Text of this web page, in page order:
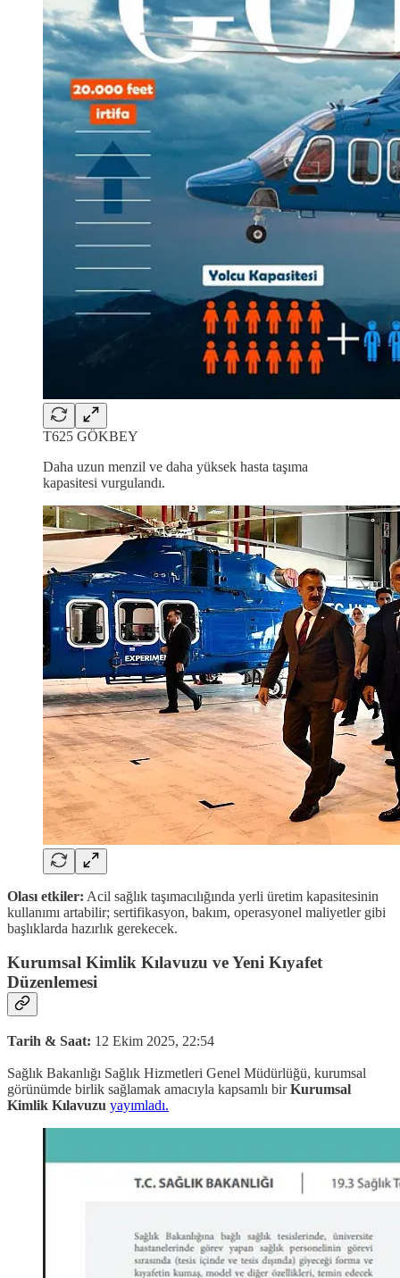
T625 GÖKBEY
Daha uzun menzil ve daha yüksek hasta taşıma
kapasitesi vurgulandı.
Olası etkiler: Acil sağlık taşımacılığında yerli üretim kapasitesinin
kullanımı artabilir; sertifikasyon, bakım, operasyonel maliyetler gibi
başlıklarda hazırlık gerekecek.
Kurumsal Kimlik Kılavuzu ve Yeni Kıyafet
Düzenlemesi
Tarih & Saat: 12 Ekim 2025, 22:54
Sağlık Bakanlığı Sağlık Hizmetleri Genel Müdürlüğü, kurumsal
görünümde birlik sağlamak amacıyla kapsamlı birKurumsal
Kimlik Kılavuzu yayımladı.